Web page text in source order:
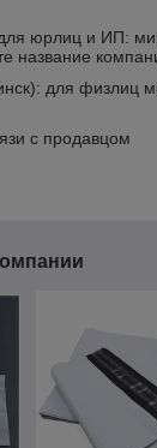
юрлиц и ИП:
название
для физлиц
с продавцом